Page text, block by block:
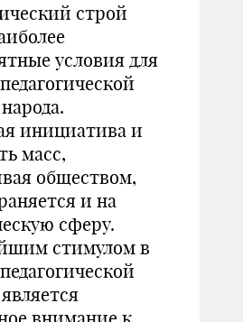
строй
условия для
инициатива и
масс,
обществом,
и на
сферу.
стимулом в